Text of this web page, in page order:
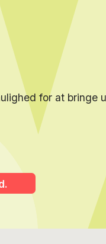
for at bringe